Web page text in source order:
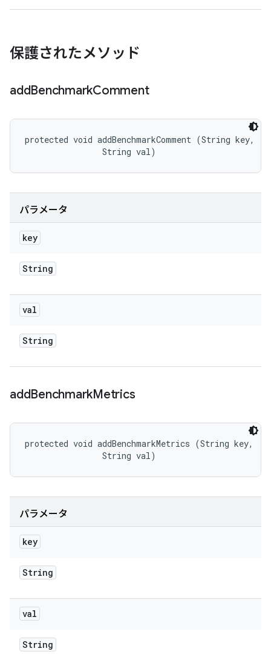
保護されたメソッド
addBenchmarkComment
protected void addBenchmarkComment (String key,
                String val)
パラメータ
key
String
val
String
addBenchmarkMetrics
protected void addBenchmarkMetrics (String key,
                String val)
パラメータ
key
String
val
String